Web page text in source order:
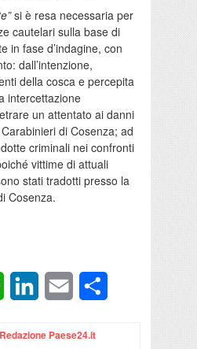
si è resa necessaria per
cautelari sulla base di
in fase d’indagine, con
dall’intenzione,
della cosca e percepita
intercettazione
un attentato ai danni
di Cosenza; ad
criminali nei confronti
vittime di attuali
stati tradotti presso la
Cosenza.
WhatsAppLinkedInEmail
Redazione Paese24.it